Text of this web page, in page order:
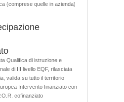
(comprese quelle in azienda)
Qualifica di istruzione e
di III livello EQF, rilasciata
valida su tutto il territorio
Intervento finanziato con
cofinanziato